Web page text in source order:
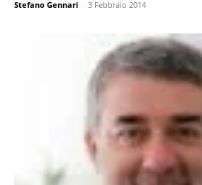
Stefano Gennari - 3 Febbraio 2014